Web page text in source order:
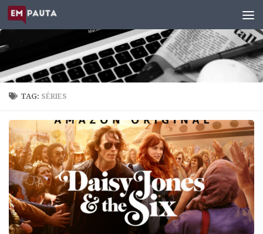
Skip to content
TAG: SÉRIES